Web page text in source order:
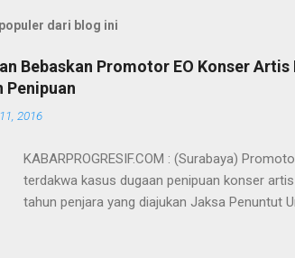
dari blog ini
Bebaskan Promotor EO Konser
Penipuan
2016
KABARPROGRESIF.COM : (Surabaya)
terdakwa kasus dugaan penipuan konser
tahun penjara yang diajukan Jaksa Penuntut
pidana. Dalam pertimbangannya, hakim